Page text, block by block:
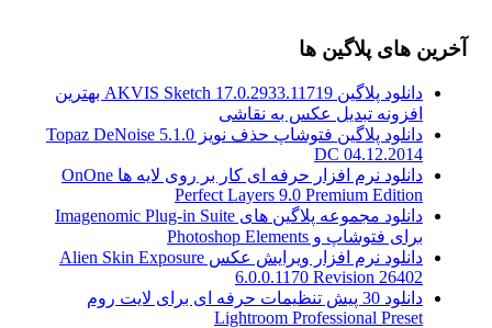
آخرین های پلاگین ها
دانلود پلاگین AKVIS Sketch 17.0.2933.11719 بهترین
افزونه تبدیل عکس به نقاشی
دانلود پلاگین فتوشاپ حذف نویز Topaz DeNoise 5.1.0
DC 04.12.2014
دانلود نرم افزار حرفه ای کار بر روی لایه ها OnOne
Perfect Layers 9.0 Premium Edition
دانلود مجموعه پلاگین های Imagenomic Plug-in Suite
برای فتوشاپ و Photoshop Elements
دانلود نرم افزار ویرایش عکس Alien Skin Exposure
6.0.0.1170 Revision 26402
دانلود 30 پیش تنظیمات حرفه ای برای لایت روم
Lightroom Professional Preset